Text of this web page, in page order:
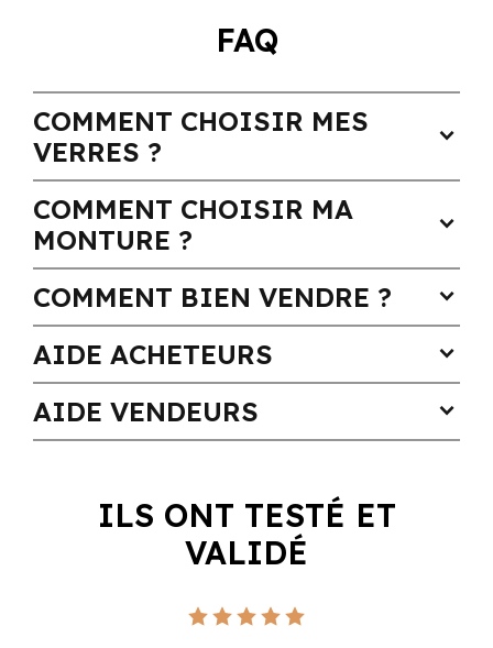
FAQ
COMMENT CHOISIR MES
VERRES ?
expand_more
COMMENT CHOISIR MA
MONTURE ?
expand_more
COMMENT BIEN VENDRE ? expand_more
AIDE ACHETEURS expand_more
AIDE VENDEURS expand_more
ILS ONT TESTÉ ET
VALIDÉ